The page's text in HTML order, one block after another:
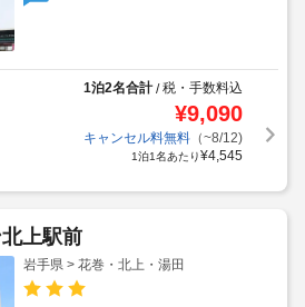
1泊2名合計/税・手数料込
¥9,090
キャンセル料無料（~8/12)
1泊1名あたり¥4,545
上駅前
岩手県 > 花巻・北上・湯田